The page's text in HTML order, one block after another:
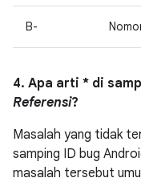
B-
4. Apa arti * di
Referensi?
Masalah yang tidak
samping ID bug
masalah tersebut